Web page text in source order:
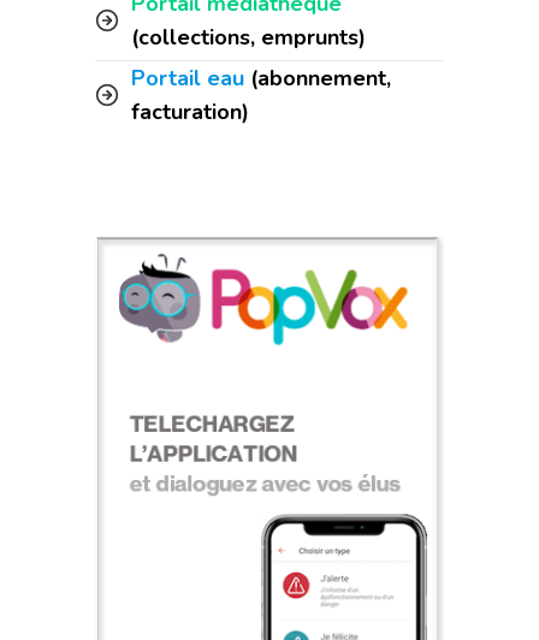
(collections, emprunts)
Portail eau (abonnement,
facturation)